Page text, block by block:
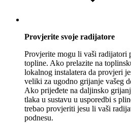
Provjerite svoje radijatore
Provjerite mogu li vaši radijatori
topline. Ako prelazite na
lokalnog instalatera da provjeri
veliki za ugodno grijanje vašeg
Ako prijeđete na daljinsko
tlaka u sustavu u usporedbi s
trebao provjeriti jesu li vaši
podnesu.